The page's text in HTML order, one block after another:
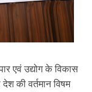
एवं उद्योग के विकास
की वर्तमान विषम